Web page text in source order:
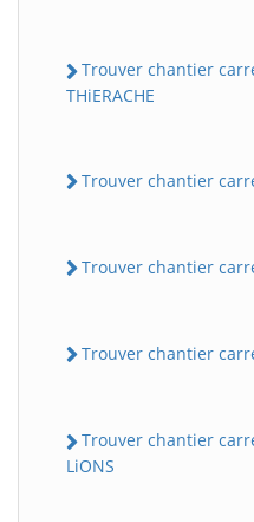
Trouver chantier
THiERACHE
Trouver chantier
Trouver chantier
Trouver chantier
Trouver chantier
LiONS